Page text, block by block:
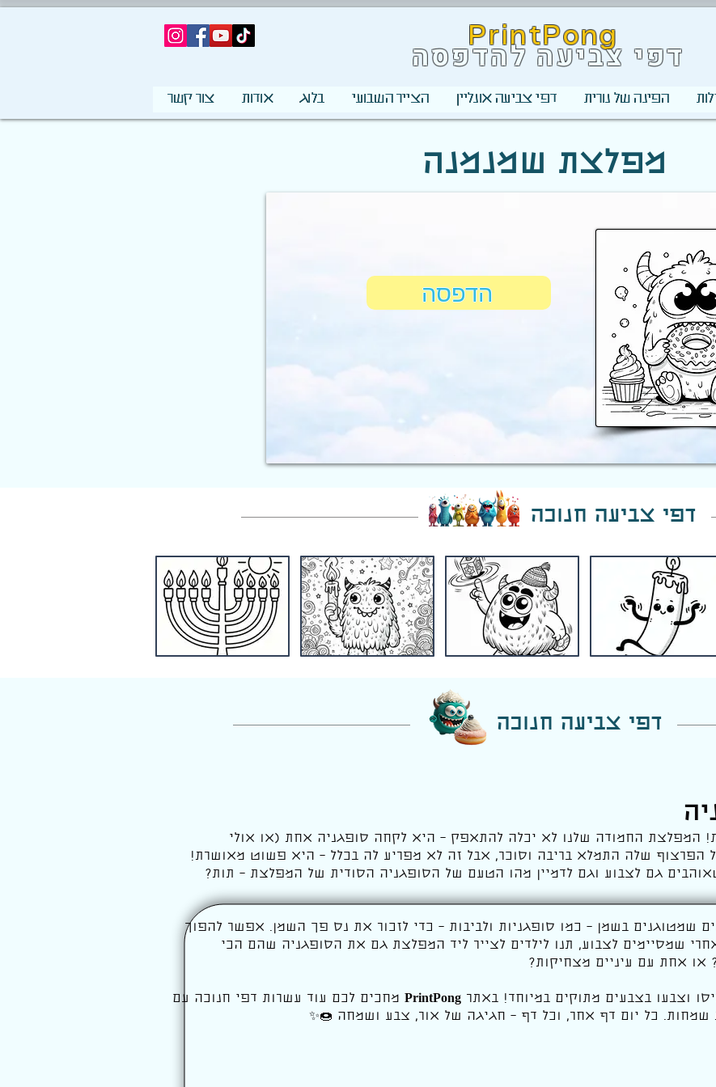
PrintPong
דפי צביעה להדפסה
הפינה של נורית דפי צביעה אונליין הצייר השבועי בלוג אודות צור קשר
מפלצת שמנמנה
הדפסה
המפלצת החמודה שלנו לא יכלה להתאפק – היא לקחה סופגניה אחת (או אולי
הפרצוף שלה התמלא בריבה וסוכר, אבל זה לא מפריע לה בכלל – היא פשוט מאושרת!
גם לצבוע וגם לדמיין מהו הטעם של הסופגניה הסודית של המפלצת – תות?
שמטוגנים בשמן – כמו סופגניות ולביבות – כדי לזכור את נס פך השמן. אפשר להפוך
שמסיימים לצבוע, תנו לילדים לצייר ליד המפלצת גם את הסופגניה שהם הכי
או אחת עם עיניים מצחיקות?
וצבעו בצבעים מתוקים במיוחד! באתר PrintPong מחכים לכם עוד עשרות דפי חנוכה עם
שמחות. כל יום דף אחר, וכל דף – חגיגה של אור, צבע ושמחה 🍩✨